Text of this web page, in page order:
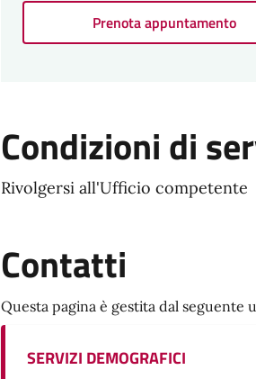
Prenota appuntamento
Condizioni di
Rivolgersi all'Ufficio competente
Contatti
Questa pagina è gestita dal seguente
SERVIZI DEMOGRAFICI